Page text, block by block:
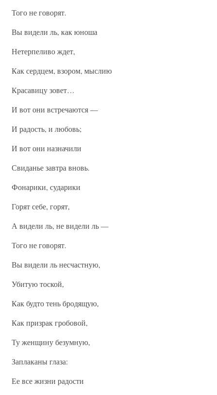
Того не говорят.
Вы видели ль, как юноша
Нетерпеливо ждет,
Как сердцем, взором, мыслию
Красавицу зовет…
И вот они встречаются —
И радость, и любовь;
И вот они назначили
Свиданье завтра вновь.
Фонарики, сударики
Горят себе, горят,
А видели ль, не видели ль —
Того не говорят.
Вы видели ль несчастную,
Убитую тоской,
Как будто тень бродящую,
Как призрак гробовой,
Ту женщину безумную,
Заплаканы глаза:
Ее все жизни радости